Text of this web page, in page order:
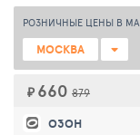
РОЗНИЧНЫЕ ЦЕНЫ В
МОСКВА
₽ 660 879
ОЗОН